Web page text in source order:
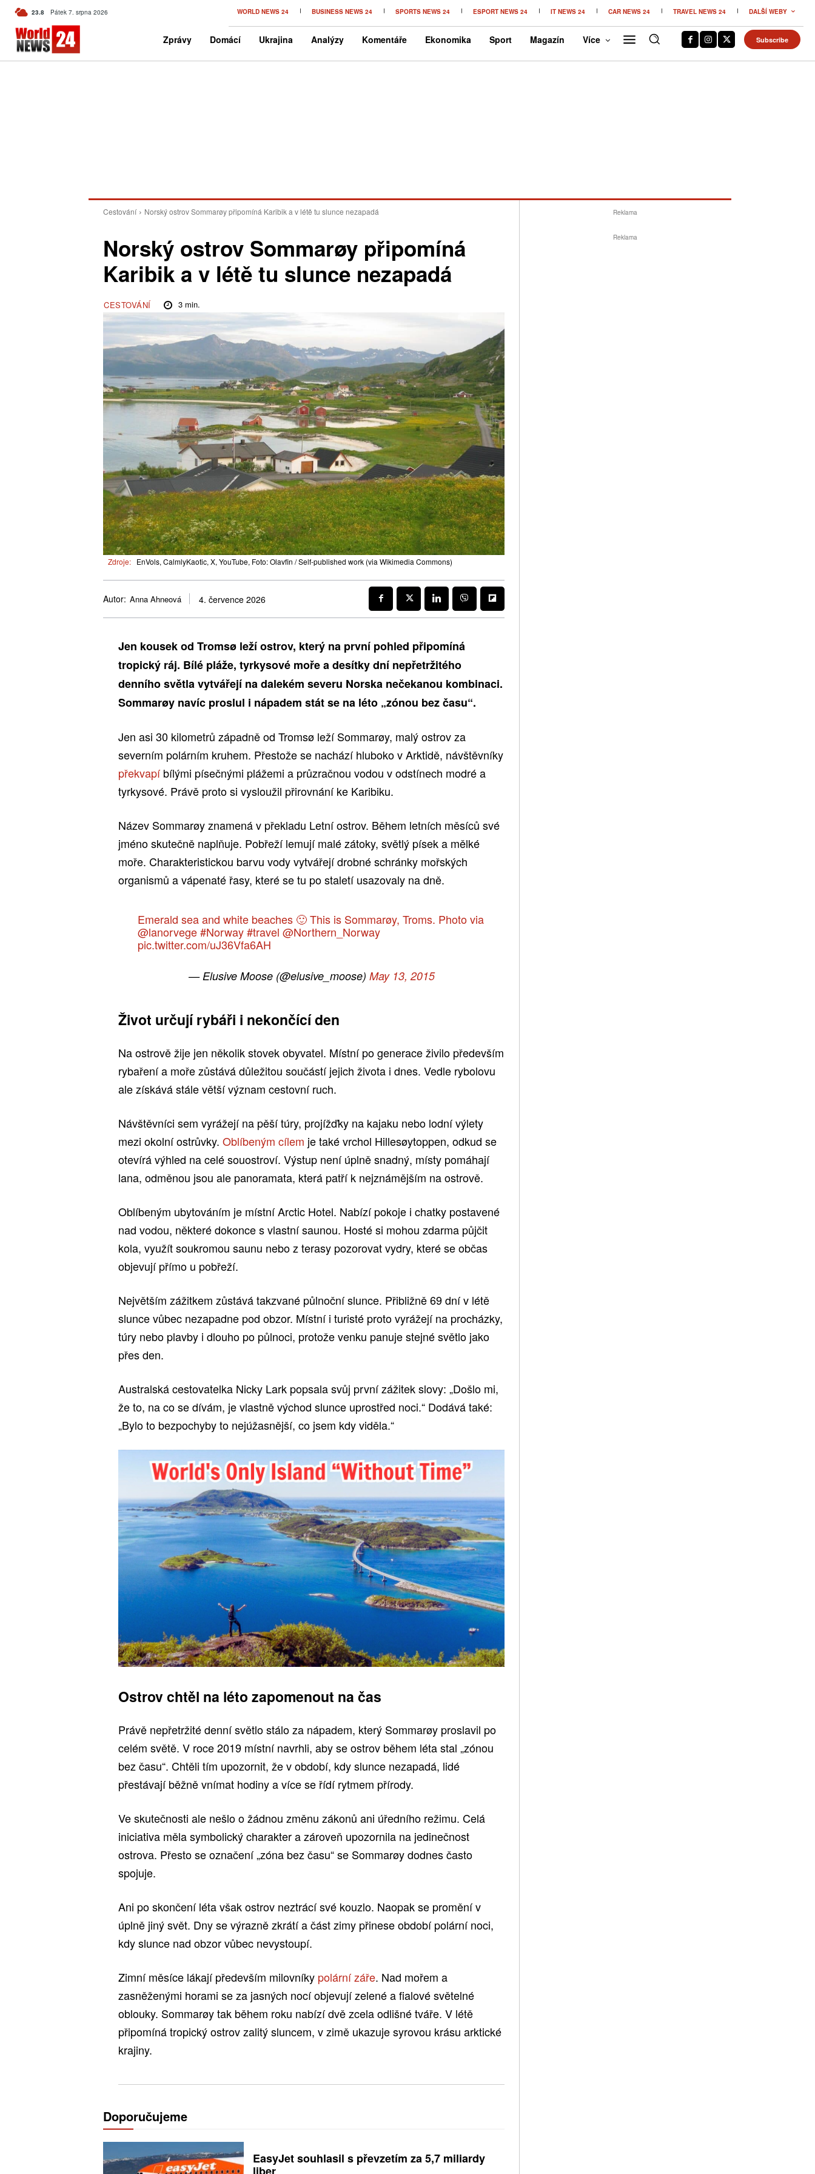
23.8 C Czech
Pátek 7. srpna 2026 WORLD NEWS 24 BUSINESS NEWS 24 SPORTS NEWS 24 ESPORT NEWS 24 IT NEWS 24 CAR NEWS 24 TRAVEL NEWS 24 DALŠÍ WEBY
Zprávy Domácí Ukrajina Analýzy Komentáře Ekonomika Sport Magazín Více Subscribe
Cestování Norský ostrov Sommarøy připomíná Karibik a v létě tu slunce nezapadá
Norský ostrov Sommarøy připomíná
Karibik a v létě tu slunce nezapadá
CESTOVÁNÍ 3min.
Zdroje: EnVols, CalmlyKaotic, X, YouTube, Foto: Olavfin / Self-published work (via Wikimedia Commons)
Autor: Anna Ahneová 4. července 2026
Jen kousek od Tromsø leží ostrov, který na první pohled připomíná
tropický ráj. Bílé pláže, tyrkysové moře a desítky dní nepřetržitého
denního světla vytvářejí na dalekém severu Norska nečekanou kombinaci.
Sommarøy navíc proslul i nápadem stát se na léto „zónou bez času“.
Jen asi 30 kilometrů západně od Tromsø leží Sommarøy, malý ostrov za
severním polárním kruhem. Přestože se nachází hluboko v Arktidě, návštěvníky
překvapíbílými písečnými plážemi a průzračnou vodou v odstínech modré a
tyrkysové. Právě proto si vysloužil přirovnání ke Karibiku.
Název Sommarøy znamená v překladu Letní ostrov. Během letních měsíců své
jméno skutečně naplňuje. Pobřeží lemují malé zátoky, světlý písek a mělké
moře. Charakteristickou barvu vody vytvářejí drobné schránky mořských
organismů a vápenaté řasy, které se tu po staletí usazovaly na dně.
Emerald sea and white beaches 🙂 This is Sommarøy, Troms. Photo via
@lanorvege#Norway#travel @Northern_Norway
pic.twitter.com/uJ36Vfa6AH
— Elusive Moose (@elusive_moose) May 13, 2015
Život určují rybáři i nekončící den
Na ostrově žije jen několik stovek obyvatel. Místní po generace živilo především
rybaření a moře zůstává důležitou součástí jejich života i dnes. Vedle rybolovu
ale získává stále větší význam cestovní ruch.
Návštěvníci sem vyrážejí na pěší túry, projížďky na kajaku nebo lodní výlety
mezi okolní ostrůvky. Oblíbeným cílem je také vrchol Hillesøytoppen, odkud se
otevírá výhled na celé souostroví. Výstup není úplně snadný, místy pomáhají
lana, odměnou jsou ale panoramata, která patří k nejznámějším na ostrově.
Oblíbeným ubytováním je místní Arctic Hotel. Nabízí pokoje i chatky postavené
nad vodou, některé dokonce s vlastní saunou. Hosté si mohou zdarma půjčit
kola, využít soukromou saunu nebo z terasy pozorovat vydry, které se občas
objevují přímo u pobřeží.
Největším zážitkem zůstává takzvané půlnoční slunce. Přibližně 69 dní v létě
slunce vůbec nezapadne pod obzor. Místní i turisté proto vyrážejí na procházky,
túry nebo plavby i dlouho po půlnoci, protože venku panuje stejné světlo jako
přes den.
Australská cestovatelka Nicky Lark popsala svůj první zážitek slovy: „Došlo mi,
že to, na co se dívám, je vlastně východ slunce uprostřed noci.“ Dodává také:
„Bylo to bezpochyby to nejúžasnější, co jsem kdy viděla.“
Ostrov chtěl na léto zapomenout na čas
Právě nepřetržité denní světlo stálo za nápadem, který Sommarøy proslavil po
celém světě. V roce 2019 místní navrhli, aby se ostrov během léta stal „zónou
bez času“. Chtěli tím upozornit, že v období, kdy slunce nezapadá, lidé
přestávají běžně vnímat hodiny a více se řídí rytmem přírody.
Ve skutečnosti ale nešlo o žádnou změnu zákonů ani úředního režimu. Celá
iniciativa měla symbolický charakter a zároveň upozornila na jedinečnost
ostrova. Přesto se označení „zóna bez času“ se Sommarøy dodnes často
spojuje.
Ani po skončení léta však ostrov neztrácí své kouzlo. Naopak se promění v
úplně jiný svět. Dny se výrazně zkrátí a část zimy přinese období polární noci,
kdy slunce nad obzor vůbec nevystoupí.
Zimní měsíce lákají především milovníky polární záře. Nad mořem a
zasněženými horami se za jasných nocí objevují zelené a fialové světelné
oblouky. Sommarøy tak během roku nabízí dvě zcela odlišné tváře. V létě
připomíná tropický ostrov zalitý sluncem, v zimě ukazuje syrovou krásu arktické
krajiny.
Doporučujeme
EasyJet souhlasil s převzetím za 5,7 miliardy
liber
Reklama
Reklama